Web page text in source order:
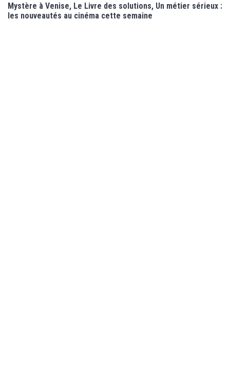
Mystère à Venise, Le Livre des solutions, Un métier sérieux :
les nouveautés au cinéma cette semaine